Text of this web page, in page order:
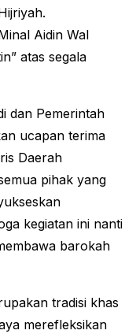
Aidin Wal
atas segala
dan Pemerintah
ucapan terima
Daerah
pihak yang
kegiatan ini nanti
barokah
tradisi khas
merefleksikan